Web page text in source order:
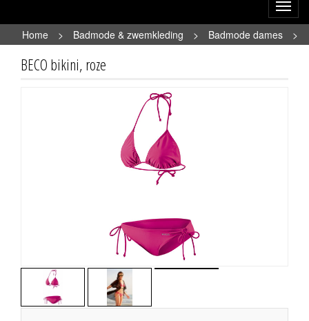
Home
> Badmode & zwemkleding > Badmode dames
>
BECO bikini, roze
BECO bikini, roze